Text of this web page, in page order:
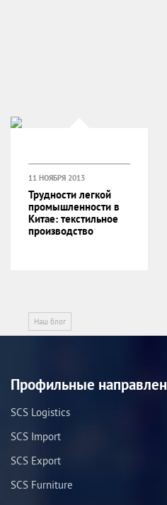
Наш блог
11 НОЯБРЯ 2013
Трудности легкой
промышленности в
Китае: текстильное
производство
Профильные
SCS Logistics
SCS Import
SCS Export
SCS Furniture